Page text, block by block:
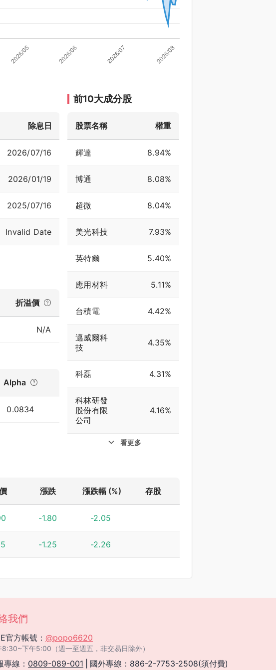
前10大成分股
股票名稱 權重
輝達 8.94%
博通 8.08%
超微 8.04%
美光科技 7.93%
英特爾 5.40%
應用材料 5.11%
台積電 4.42%
邁威爾科
技
4.35%
科磊 4.31%
科林研發
股份有限
公司
4.16%
看更多
除息日
2026/07/16
2026/01/19
2025/07/16
Invalid Date
折溢價
N/A
Alpha
0.0834
漲跌 漲跌幅 (%) 存股
-1.80 -2.05
-1.25 -2.26
我們
官方帳號： @popo6620
8:30~下午5:00（週一至週五，非交易日除外）
專線： 0809-089-001 國外專線：886-2-7753-2508(須付費)